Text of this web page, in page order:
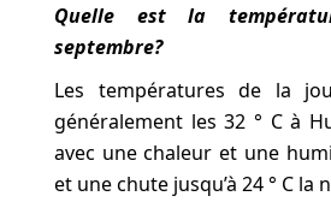
Quelle est la
septembre?
Les températures de la
généralement les 32 ° C à
avec une chaleur et une
et une chute jusqu’à 24 ° C la